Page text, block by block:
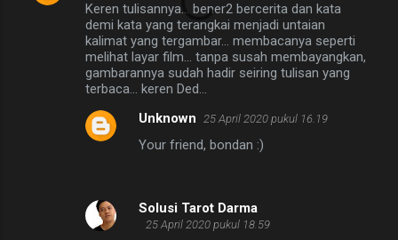
Keren tulisannya... bener2 bercerita dan kata
demi kata yang terangkai menjadi untaian
kalimat yang tergambar... membacanya seperti
melihat layar film... tanpa susah membayangkan,
gambarannya sudah hadir seiring tulisan yang
terbaca... keren Ded...
Unknown 25 April 2020 pukul 16.19
Your friend, bondan :)
Solusi Tarot Darma
25 April 2020 pukul 18.59